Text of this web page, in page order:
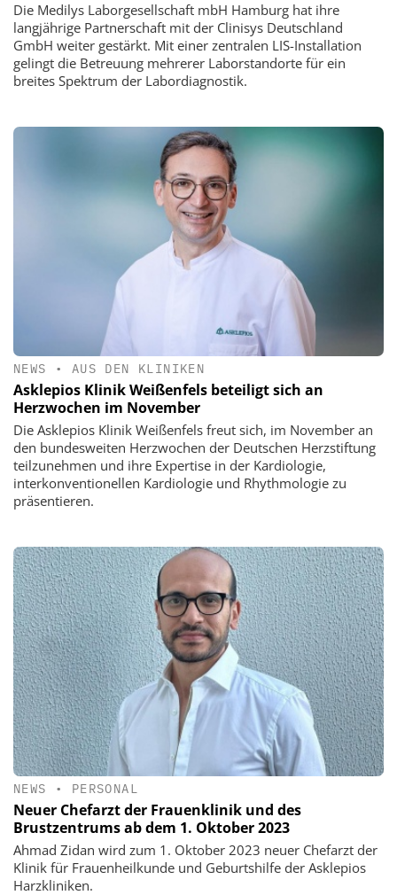
Die Medilys Laborgesellschaft mbH Hamburg hat ihre
langjährige Partnerschaft mit der Clinisys Deutschland
GmbH weiter gestärkt. Mit einer zentralen LIS-Installation
gelingt die Betreuung mehrerer Laborstandorte für ein
breites Spektrum der Labordiagnostik.
NEWS • AUS DEN KLINIKEN
Asklepios Klinik Weißenfels beteiligt sich an
Herzwochen im November
Die Asklepios Klinik Weißenfels freut sich, im November an
den bundesweiten Herzwochen der Deutschen Herzstiftung
teilzunehmen und ihre Expertise in der Kardiologie,
interkonventionellen Kardiologie und Rhythmologie zu
präsentieren.
NEWS • PERSONAL
Neuer Chefarzt der Frauenklinik und des
Brustzentrums ab dem 1. Oktober 2023
Ahmad Zidan wird zum 1. Oktober 2023 neuer Chefarzt der
Klinik für Frauenheilkunde und Geburtshilfe der Asklepios
Harzkliniken.